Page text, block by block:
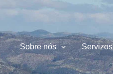
Sobre nós Servizos